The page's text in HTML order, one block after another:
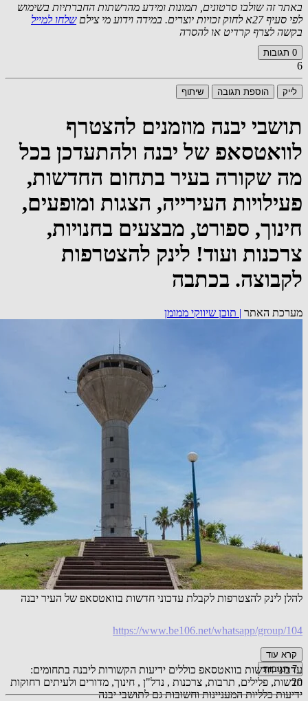
באתר זה שולבו סרטונים, תמונות ומידע מהרשתות החברתיות בשימוש
לפי סעיף 27א לחוק זכויות יוצרים. במידה וידוע מי צילם
שלחו למייל
בקשה לצרף קרדיט או להסרה
0 תגובות
6
לייק הוספת תגובה שיתוף
תושבי יבנה מוזמנים להצטרף
לוואטסאפ של יבנה ולהתעדכן בכל
מה שקורה בעיר בתחום החדשות,
פעילויות העירייה, הצגות ומופעים,
חינוך, ספורט, מבצעים בחנויות,
צרכנות ועוד! לינק להצטרפות
לקבוצה. בכתבה
מערכת האתר | תוכן שיווקי ממומן
להלן לינק להצטרפות לקבלת עדכוני חדשות בוואטסאפ של העיר יבנה
https://www.be106.net/whatsapp/group/104
עדכוני חדשות בוואטסאפ כוללים ידיעות הקשורות ליבנה בתחומים:
חדשות, פלילים, תרבות, צרכנות , נדל"ן , חינוך, מדורים ולעיתים רחוקות
ידיעות כלליות המעניינות וחשובות גם לתושבי יבנה
קרא עוד
7תגובות
20